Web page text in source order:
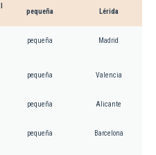
pequeña Lérida
pequeña Madrid
pequeña Valencia
pequeña Alicante
pequeña Barcelona